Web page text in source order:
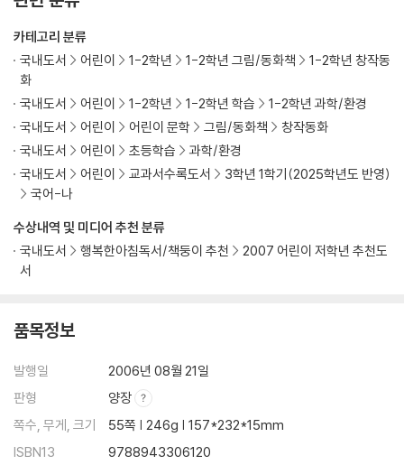
수상내역 및 미디어 추천 분류
국내도서
행복한아침독서/책둥이 추천
2007 어린이 저학년 추천도
서
카테고리 분류
국내도서
어린이 1-2학년 1-2학년 그림/동화책
1-2학년 창작동
화
국내도서
어린이 1-2학년 1-2학년 학습
1-2학년 과학/환경
국내도서
어린이 어린이 문학 그림/동화책
창작동화
국내도서
어린이 초등학습
과학/환경
국내도서
어린이 교과서수록도서
3학년 1학기(2025학년도 반영)
국어-나
품목정보
발행일
2006년 08월 21일
판형
양장
쪽수, 무게, 크기
55쪽 | 246g | 157*232*15mm
ISBN13
9788943306120